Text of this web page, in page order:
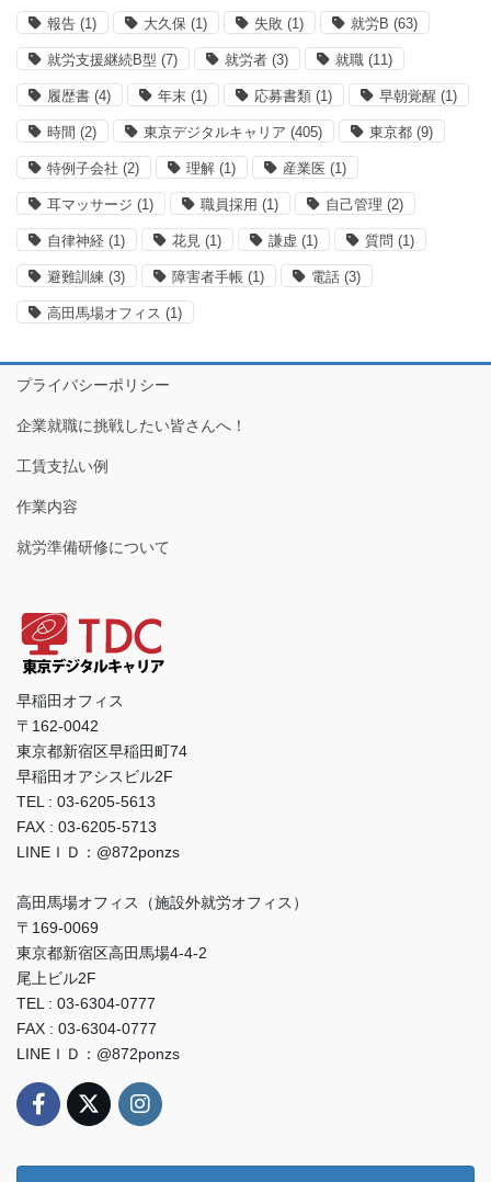
報告 (1) 大久保 (1) 失敗 (1) 就労B (63)
就労支援継続B型 (7) 就労者 (3) 就職 (11)
履歴書 (4) 年末 (1) 応募書類 (1) 早朝覚醒 (1)
時間 (2) 東京デジタルキャリア (405) 東京都 (9)
特例子会社 (2) 理解 (1) 産業医 (1)
耳マッサージ (1) 職員採用 (1) 自己管理 (2)
自律神経 (1) 花見 (1) 謙虚 (1) 質問 (1)
避難訓練 (3) 障害者手帳 (1) 電話 (3)
高田馬場オフィス (1)
プライバシーポリシー
企業就職に挑戦したい皆さんへ！
工賃支払い例
作業内容
就労準備研修について
早稲田オフィス
〒162-0042
東京都新宿区早稲田町74
早稲田オアシスビル2F
TEL : 03-6205-5613
FAX : 03-6205-5713
LINEＩＤ：@872ponzs
高田馬場オフィス（施設外就労オフィス）
〒169-0069
東京都新宿区高田馬場4-4-2
尾上ビル2F
TEL : 03-6304-0777
FAX : 03-6304-0777
LINEＩＤ：@872ponzs